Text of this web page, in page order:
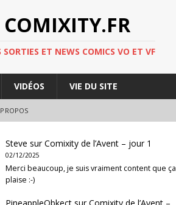
ET NEWS COMICS VO ET VF
VIDÉOS VIE DU SITE
Steve surComixity de l’Avent – jour 1
02/12/2025
Merci beaucoup, je suis vraiment content que ça
plaise :-)
PineappleObkect surComixity de l’Avent –